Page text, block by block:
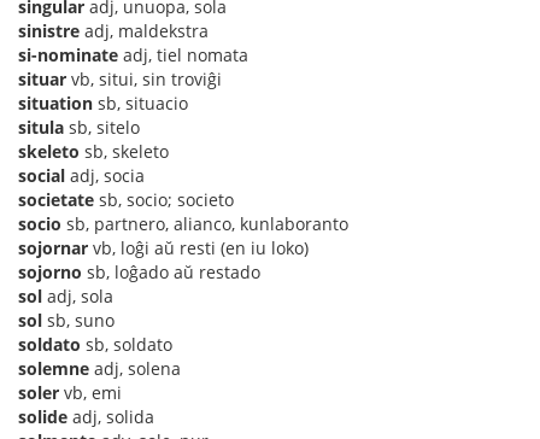
singular adj, unuopa, sola
sinistre adj, maldekstra
si-nominate adj, tiel nomata
situar vb, situi, sin troviĝi
situation sb, situacio
situla sb, sitelo
skeleto sb, skeleto
social adj, socia
societate sb, socio; societo
socio sb, partnero, alianco, kunlaboranto
sojornar vb, loĝi aŭ resti (en iu loko)
sojorno sb, loĝado aŭ restado
sol adj, sola
sol sb, suno
soldato sb, soldato
solemne adj, solena
soler vb, emi
solide adj, solida